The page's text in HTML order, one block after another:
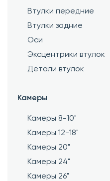
Втулки передние
Втулки задние
Оси
Эксцентрики втулок
Детали втулок
Камеры
Камеры 8-10"
Камеры 12-18"
Камеры 20"
Камеры 24"
Камеры 26"